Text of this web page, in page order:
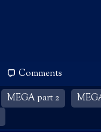
Comments
MEGA part 2